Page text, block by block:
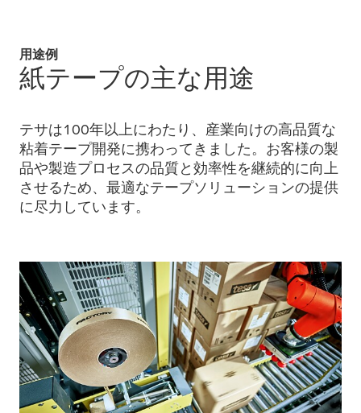
用途例
紙テープの主な用途
テサは100年以上にわたり、産業向けの高品質な
粘着テープ開発に携わってきました。お客様の製
品や製造プロセスの品質と効率性を継続的に向上
させるため、最適なテープソリューションの提供
に尽力しています。